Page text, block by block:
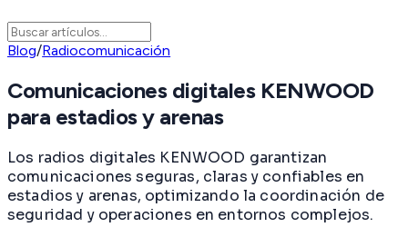
Blog/Radiocomunicación
Comunicaciones digitales KENWOOD
para estadios y arenas
Los radios digitales KENWOOD garantizan
comunicaciones seguras, claras y confiables en
estadios y arenas, optimizando la coordinación de
seguridad y operaciones en entornos complejos.